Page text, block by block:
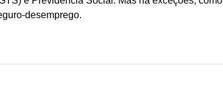
desemprego.